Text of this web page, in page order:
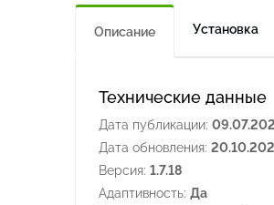
Описание Установка
Технические данные
Дата публикации:
Дата обновления:
Версия: 1.7.18
Адаптивность: Да